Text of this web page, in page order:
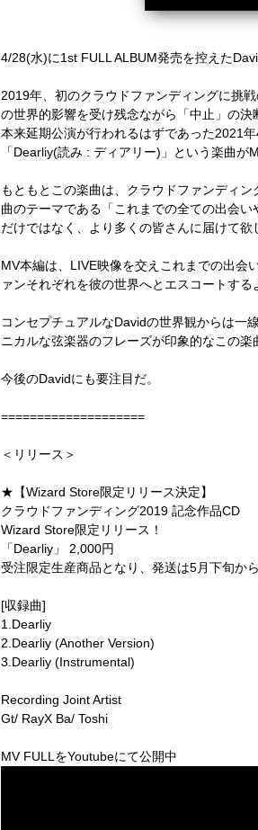
4/28(水)に1st FULL ALBUM発売を控えた
2019年、初のクラウドファンディングに挑戦
の世界的影響を受け残念ながら「中止」の決
本来延期公演が行われるはずであった2021年
「Dearliy(読み : ディアリー) 」という楽曲が
もともとこの楽曲は、クラウドファンディン
曲のテーマである「これまでの全ての出会
だけではなく、より多くの皆さんに届けて欲
MV本編は、 LIVE映像を交えこれまでの出会
ァンそれぞれを彼の世界へとエスコートする
コンセプチュアルなDavidの世界観からは一
ニカルな弦楽器のフレーズが印象的なこの
今後のDavidにも要注目だ。
====================
＜リリース＞
★【Wizard Store限定リリース決定】
クラウドファンディング2019 記念作品CD
Wizard Store限定リリース！
「Dearliy」 2,000円
受注限定生産商品となり、発送は5月下旬から
[収録曲]
1.Dearliy
2.Dearliy (Another Version)
3.Dearliy (Instrumental)
Recording Joint Artist
Gt/ RayX Ba/ Toshi
MV FULLをYoutubeにて公開中